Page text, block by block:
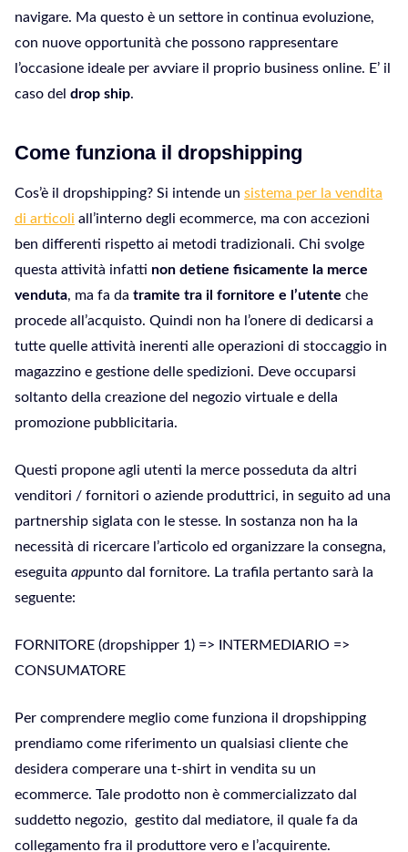
navigare. Ma questo è un settore in continua evoluzione,
con nuove opportunità che possono rappresentare
l’occasione ideale per avviare il proprio business online. E’ il
caso del drop ship.
Come funziona il dropshipping
Cos’è il dropshipping? Si intende un sistema per la vendita
di articoli all’interno degli ecommerce, ma con accezioni
ben differenti rispetto ai metodi tradizionali. Chi svolge
questa attività infatti non detiene fisicamente la merce
venduta, ma fa da tramite tra il fornitore e l’utente che
procede all’acquisto. Quindi non ha l’onere di dedicarsi a
tutte quelle attività inerenti alle operazioni di stoccaggio in
magazzino e gestione delle spedizioni. Deve occuparsi
soltanto della creazione del negozio virtuale e della
promozione pubblicitaria.
Questi propone agli utenti la merce posseduta da altri
venditori / fornitori o aziende produttrici, in seguito ad una
partnership siglata con le stesse. In sostanza non ha la
necessità di ricercare l’articolo ed organizzare la consegna,
eseguita appunto dal fornitore. La trafila pertanto sarà la
seguente:
FORNITORE (dropshipper 1) => INTERMEDIARIO =>
CONSUMATORE
Per comprendere meglio come funziona il dropshipping
prendiamo come riferimento un qualsiasi cliente che
desidera comperare una t-shirt in vendita su un
ecommerce. Tale prodotto non è commercializzato dal
suddetto negozio, gestito dal mediatore, il quale fa da
collegamento fra il produttore vero e l’acquirente.